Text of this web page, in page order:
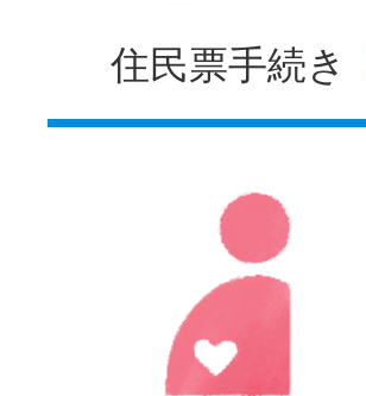
住民票手続き